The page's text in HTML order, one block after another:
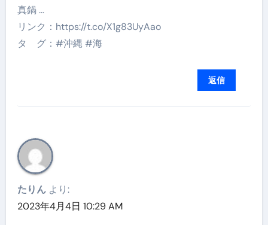
真鍋 …
リンク：https://t.co/X1g83UyAao
タ グ：#沖縄 #海
返信
たりん より:
2023年4月4日 10:29 AM